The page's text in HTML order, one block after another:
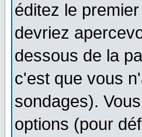
éditez le
devriez
dessous de la
c'est que vous
sondages).
options (pour